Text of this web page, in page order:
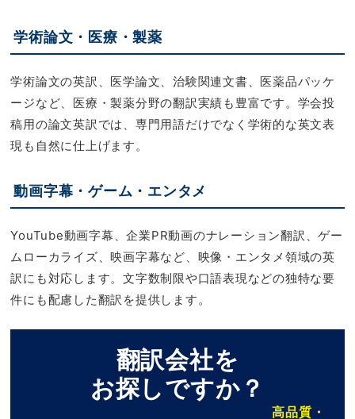
学術論文・医療・製薬
学術論文の英訳、医学論文、治験関連文書、医薬品パッケ
ージなど、医療・製薬分野の翻訳実績も豊富です。学会投
稿用の論文英訳では、専門用語だけでなく学術的な英文表
現も自然に仕上げます。
動画字幕・ゲーム・エンタメ
YouTube動画字幕、企業PR動画のナレーション翻訳、ゲー
ムローカライズ、映画字幕など、映像・エンタメ領域の英
訳にも対応します。文字数制限や口語表現などの独特な要
件にも配慮した翻訳を提供します。
翻訳会社を
お探しですか？
高品質・